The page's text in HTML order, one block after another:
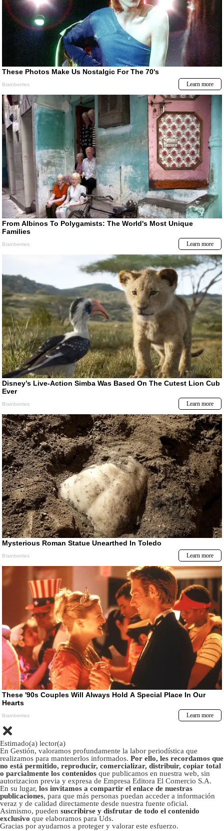
Estimado(a) lector(a)
En Gestión, valoramos profundamente la labor periodística que
realizamos para mantenerlos informados. Por ello, les recordamos que
no está permitido, reproducir, comercializar, distribuir, copiar total
o parcialmente los contenidos que publicamos en nuestra web, sin
autorizacion previa y expresa de Empresa Editora El Comercio S.A.
En su lugar, los invitamos a compartir el enlace de nuestras
publicaciones, para que más personas puedan acceder a información
veraz y de calidad directamente desde nuestra fuente oficial.
Asimismo, pueden suscribirse y disfrutar de todo el contenido
exclusivo que elaboramos para Uds.
Gracias por ayudarnos a proteger y valorar este esfuerzo.